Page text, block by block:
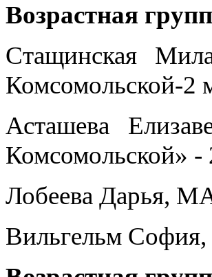
Возрастная
Стащинская
Комсомольской-2
Асташева
Комсомольской» -
Лобеева Дарья,
Вильгельм